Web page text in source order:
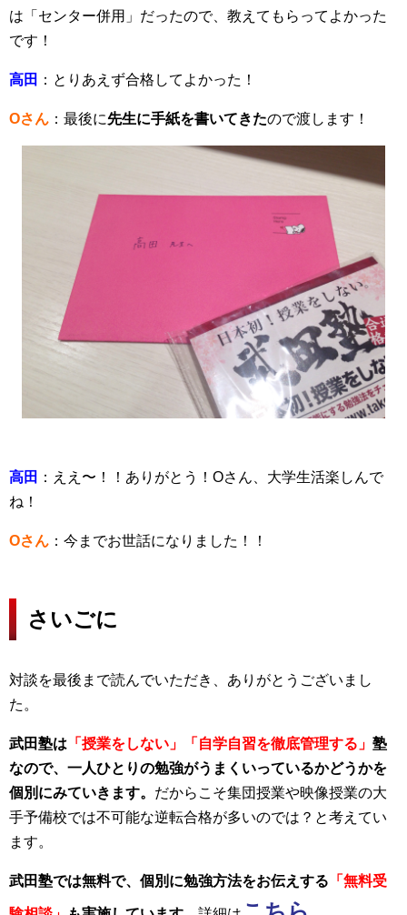
は「センター併用」だったので、教えてもらってよかった
です！
高田 ：とりあえず合格してよかった！
Oさん ：最後に先生に手紙を書いてきたので渡します！
高田 ：ええ〜！！ありがとう！Oさん、大学生活楽しんで
ね！
Oさん ：今までお世話になりました！！
さいごに
対談を最後まで読んでいただき、ありがとうございまし
た。
武田塾は 「授業をしない」「自学自習を徹底管理する」 塾
なので、一人ひとりの勉強がうまくいっているかどうかを
個別にみていきます。 だからこそ集団授業や映像授業の大
手予備校では不可能な逆転合格が多いのでは？と考えてい
ます。
武田塾では無料で、個別に勉強方法をお伝えする 「無料受